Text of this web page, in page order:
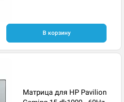
В корзину
Матрица для HP Pavilion